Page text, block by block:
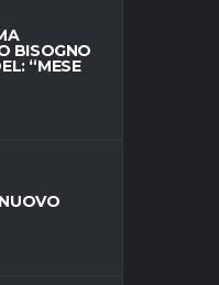
BISOGNO
“MESE